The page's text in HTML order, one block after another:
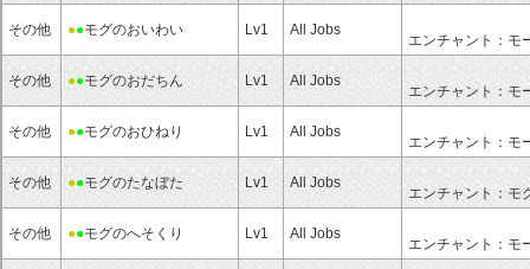
その他 ●●モグのおいわい Lv1 All Jobs
エンチャント： モ
その他 ●●モグのおだちん Lv1 All Jobs
エンチャント： モ
その他 ●●モグのおひねり Lv1 All Jobs
エンチャント： モ
その他 ●●モグのたなぼた Lv1 All Jobs
エンチャント： モ
その他 ●●モグのへそくり Lv1 All Jobs
エンチャント： モ